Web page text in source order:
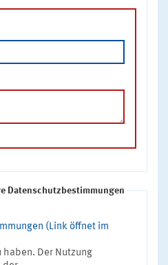
Datenschutzbestimmungen
(Link öffnet im
haben. Der Nutzung